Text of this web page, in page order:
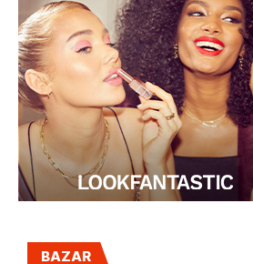
BAZAR